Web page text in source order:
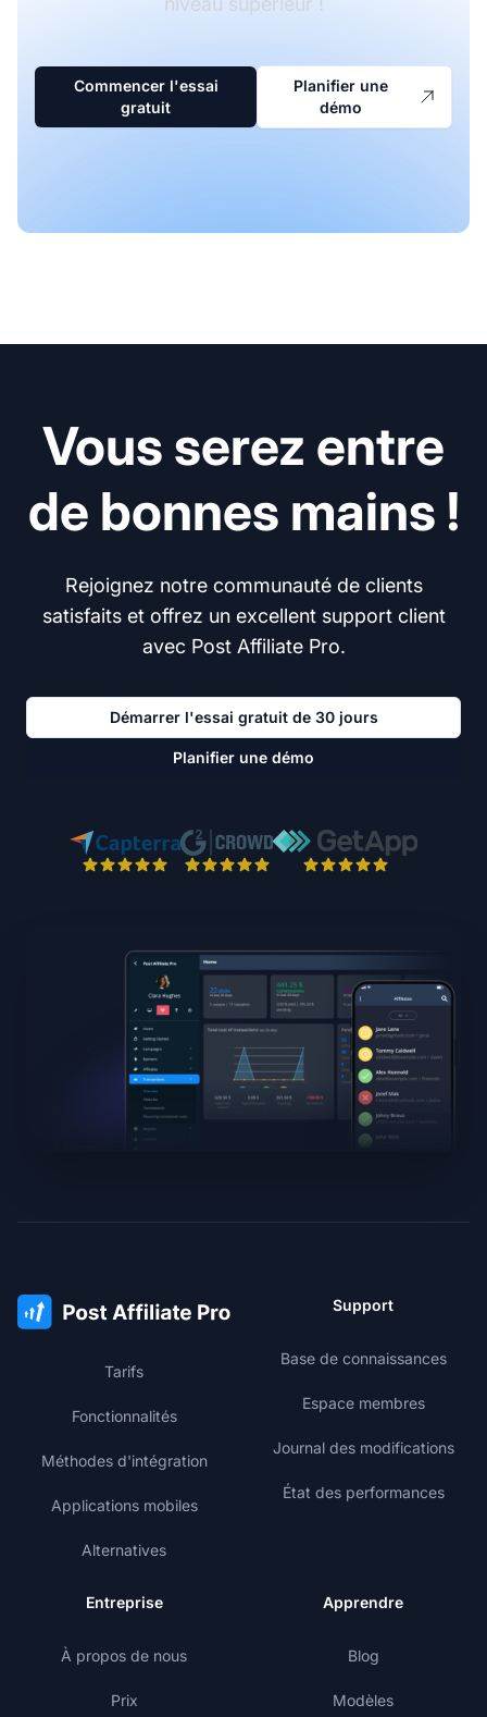
Commencer l'essai
gratuit
Planifier une
démo
Vous serez entre
de bonnes mains !
Rejoignez notre communauté de clients
satisfaits et offrez un excellent support client
avec Post Affiliate Pro.
Démarrer l'essai gratuit de 30 jours
Planifier une démo
Tarifs
Fonctionnalités
Méthodes d'intégration
Applications mobiles
Alternatives
Support
Base de connaissances
Espace membres
Journal des modifications
État des performances
Entreprise
À propos de nous
Prix
Apprendre
Blog
Modèles